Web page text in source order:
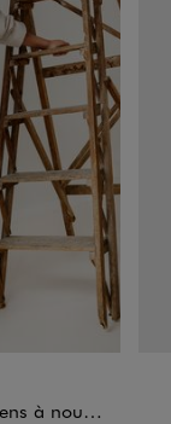
nouer fille